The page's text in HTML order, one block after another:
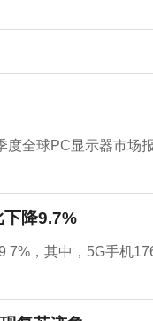
全球PC显示器市场
降9.7%
，其中，5G手机